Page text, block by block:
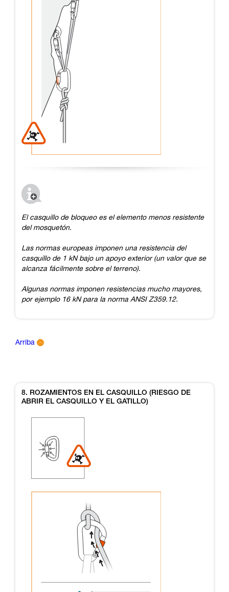
El casquillo de bloqueo es el elemento menos resistente
del mosquetón.
Las normas europeas imponen una resistencia del
casquillo de 1 kN bajo un apoyo exterior (un valor que se
alcanza fácilmente sobre el terreno).
Algunas normas imponen resistencias mucho mayores,
por ejemplo 16 kN para la norma ANSI Z359.12.
Arriba
8. ROZAMIENTOS EN EL CASQUILLO (RIESGO DE
ABRIR EL CASQUILLO Y EL GATILLO)